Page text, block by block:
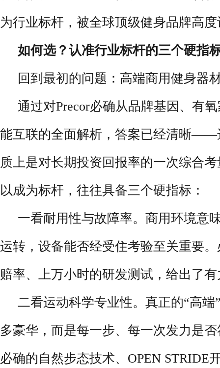
为行业标杆，被全球顶级健身品牌高
如何选？认准行业标杆的三个硬指
回到最初的问题：高端商用健身器
通过对Precor必确从品牌基因、有
能互联的全面解析，答案已经清晰——
质上是对长期投资回报率的一次综合
以成为标杆，往往具备三个硬指标：
一看耐用性与故障率。商用环境意
运转，设备能否经受住考验至关重要
赔率、上万小时的研发测试，给出了
二看运动科学专业性。真正的“高
多豪华，而是每一步、每一次发力是
必确的自然步态技术、OPEN STRIDE